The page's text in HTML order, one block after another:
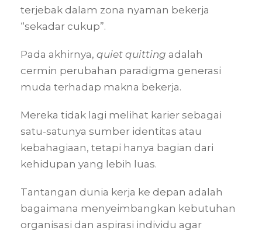
terjebak dalam zona nyaman bekerja
“sekadar cukup”.
Pada akhirnya, quiet quitting adalah
cermin perubahan paradigma generasi
muda terhadap makna bekerja.
Mereka tidak lagi melihat karier sebagai
satu-satunya sumber identitas atau
kebahagiaan, tetapi hanya bagian dari
kehidupan yang lebih luas.
Tantangan dunia kerja ke depan adalah
bagaimana menyeimbangkan kebutuhan
organisasi dan aspirasi individu agar